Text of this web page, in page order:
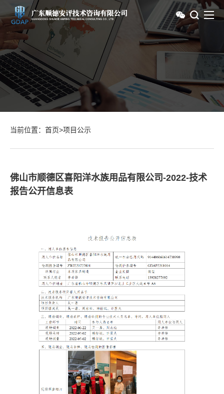
当前位置： 首页>项目公示
佛山市顺德区喜阳洋水族用品有限公司-2022-技术
报告公开信息表